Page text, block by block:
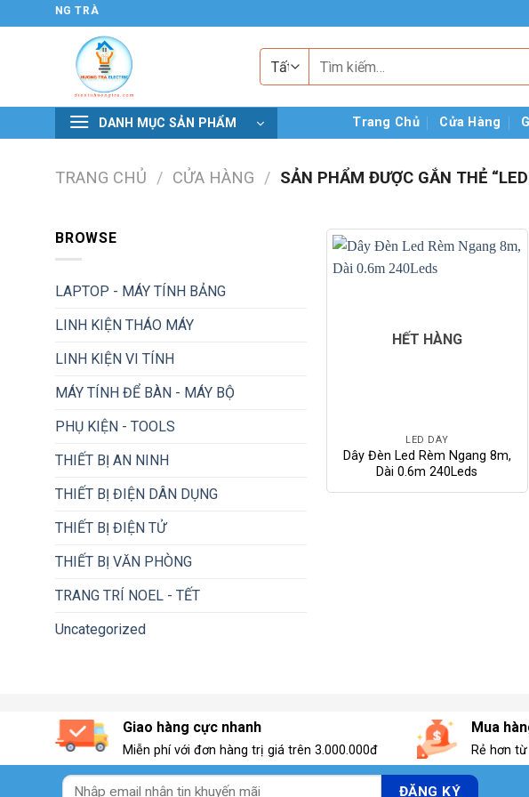
đến
HƯƠNG TRÀ
kiếm:
DANH MỤC SẢN PHẨM Trang Chủ Cửa Hàng
TRANG CHỦ / CỬA HÀNG / SẢN PHẨM ĐƯỢC GẮN THẺ
BROWSE
LAPTOP - MÁY TÍNH BẢNG
LINH KIỆN THÁO MÁY
LINH KIỆN VI TÍNH
MÁY TÍNH ĐỂ BÀN - MÁY BỘ
PHỤ KIỆN - TOOLS
THIẾT BỊ AN NINH
THIẾT BỊ ĐIỆN DÂN DỤNG
THIẾT BỊ ĐIỆN TỬ
THIẾT BỊ VĂN PHÒNG
TRANG TRÍ NOEL - TẾT
Uncategorized
HẾT HÀNG
LED DÂY
Dây Đèn Led Rèm Ngang 8m,
Dài 0.6m 240Leds
Giao hàng cực nhanh
Miễn phí với đơn hàng trị giá trên 3.000.000đ
Mua
Rẻ hơn